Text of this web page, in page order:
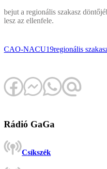
bejut a regionális szakasz
lesz az ellenfele.
CAO-NACU19regionális
Rádió GaGa
Csíkszék